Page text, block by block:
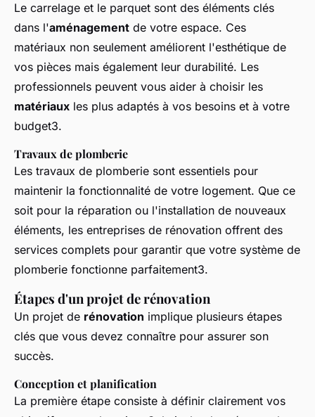
Le carrelage et le parquet sont des éléments clés
dans l'aménagement de votre espace. Ces
matériaux non seulement améliorent l'esthétique de
vos pièces mais également leur durabilité. Les
professionnels peuvent vous aider à choisir les
matériaux les plus adaptés à vos besoins et à votre
budget3.
Travaux de plomberie
Les travaux de plomberie sont essentiels pour
maintenir la fonctionnalité de votre logement. Que ce
soit pour la réparation ou l'installation de nouveaux
éléments, les entreprises de rénovation offrent des
services complets pour garantir que votre système de
plomberie fonctionne parfaitement3.
Étapes d'un projet de rénovation
Un projet de rénovation implique plusieurs étapes
clés que vous devez connaître pour assurer son
succès.
Conception et planification
La première étape consiste à définir clairement vos